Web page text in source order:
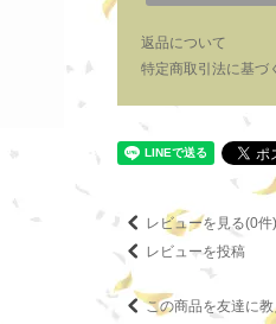
返品について
特定商取引法に基づ
レビューを見る(0件)
レビューを投稿
この商品を友達に